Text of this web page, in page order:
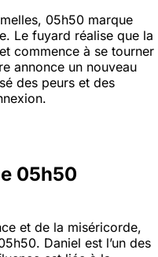
05h50 marque
Le fuyard réalise que la
commence à se tourner
annonce un nouveau
des peurs et des
05h50
et de la miséricorde,
Daniel est l’un des